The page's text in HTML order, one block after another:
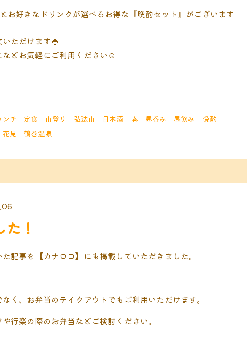
お好きなドリンクが選べるお得な『晩酌セット』がございます
ただけます🍚
どお気軽にご利用ください☺️
ンチ 定食 山登り 弘法山 日本酒 春 昼呑み 昼飲み
晩酌
花見 鶴巻温泉
！
記事を【カナロコ】にも掲載していただきました。
く、お弁当のテイクアウトでもご利用いただけます。
行楽の際のお弁当などご検討ください。